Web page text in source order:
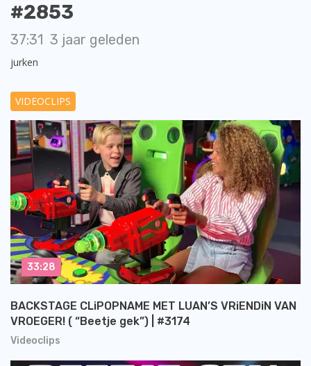
#2853
37:31 3 jaar geleden
jurken
VIDEOCLIPS
Videoclips
BACKSTAGE CLiPOPNAME MET LUAN’S VRiENDiN VAN
VROEGER! ( “Beetje gek”) | #3174
33:28